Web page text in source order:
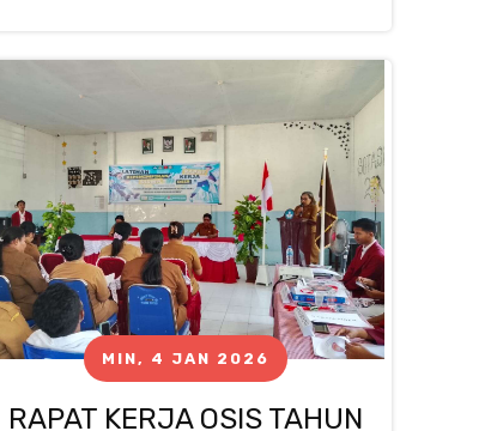
MIN, 4 JAN 2026
RAPAT KERJA OSIS TAHUN